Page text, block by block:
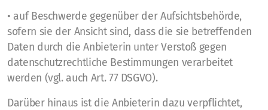
• auf Beschwerde gegenüber der Aufsichtsbehörde,
sofern sie der Ansicht sind, dass die sie betreffenden
Daten durch die Anbieterin unter Verstoß gegen
datenschutzrechtliche Bestimmungen verarbeitet
werden (vgl. auch Art. 77 DSGVO).
Darüber hinaus ist die Anbieterin dazu verpflichtet,